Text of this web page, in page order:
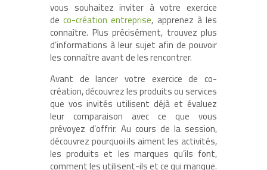
vous souhaitez inviter à votre exercice
deco-création entreprise, apprenez à les
connaître. Plus précisément, trouvez plus
d’informations à leur sujet afin de pouvoir
les connaître avant de les rencontrer.
Avant de lancer votre exercice de co-
création, découvrez les produits ou services
que vos invités utilisent déjà et évaluez
leur comparaison avec ce que vous
prévoyez d’offrir. Au cours de la session,
découvrez pourquoi ils aiment les activités,
les produits et les marques qu’ils font,
comment les utilisent-ils et ce qui manque.